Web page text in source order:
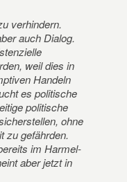
verhindern.
auch Dialog.
weil dies in
Handeln
es politische
politische
ohne
zu gefährden.
im Harmel-
aber jetzt in